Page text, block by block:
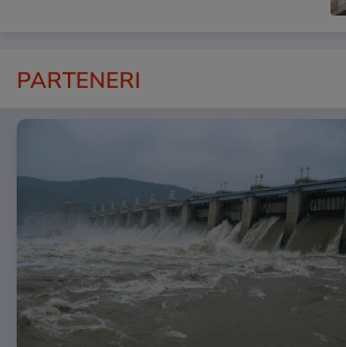
PARTENERI